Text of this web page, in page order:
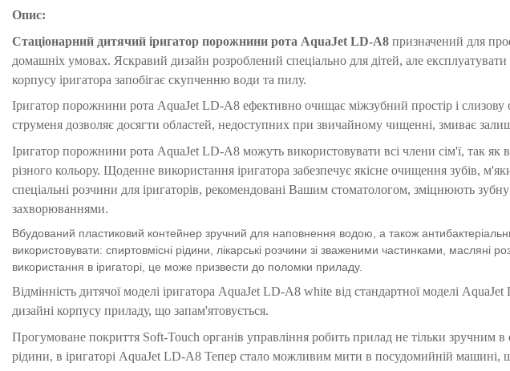
Опис:
Стаціонарний дитячий іригатор порожнини рота AquaJet LD-A8 призначений для
домашніх умовах. Яскравий дизайн розроблений спеціально для дітей, але
корпусу іригатора запобігає скупченню води та пилу.
Іригатор порожнини рота AquaJet LD-A8 ефективно очищає міжзубний простір і
струменя дозволяє досягти областей, недоступних при звичайному чищенні, змиває
Іригатор порожнини рота AquaJet LD-A8 можуть використовувати всі члени сім'ї, так як
різного кольору. Щоденне використання іригатора забезпечує якісне очищення зубів,
спеціальні розчини для іригаторів, рекомендовані Вашим стоматологом, зміцнюють
захворюваннями.
Вбудований пластиковий контейнер зручний для наповнення водою, а також
використовувати: спиртовмісні рідини, лікарські розчини зі зваженими частинками, масляні
використання в іригаторі, це може призвести до поломки приладу.
Відмінність дитячої моделі іригатора AquaJet LD-A8 white від стандартної моделі
дизайні корпусу приладу, що запам'ятовується.
Прогумоване покриття Soft-Touch органів управління робить прилад не тільки зручним
рідини, в іригаторі AquaJet LD-A8 Тепер стало можливим мити в посудомийній машині,